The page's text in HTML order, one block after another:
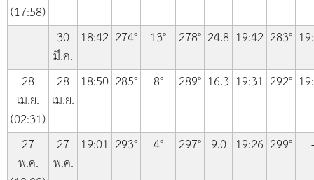
(17:58)
30
มี.ค.
18:42 274° 13° 278° 24.8 19:42 283°
28
เม.ย.
(02:31)
28
เม.ย.
18:50 285° 8° 289° 16.3 19:31 292°
27
พ.ค.
27
พ.ค.
19:01 293° 4° 297° 9.0 19:26 299° -